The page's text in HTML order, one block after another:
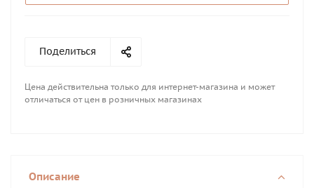
Поделиться
Цена действительна только для интернет-магазина и может
отличаться от цен в розничных магазинах
Описание